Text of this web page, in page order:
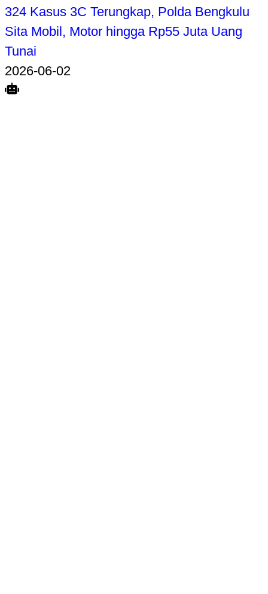
324 Kasus 3C Terungkap, Polda Bengkulu
Sita Mobil, Motor hingga Rp55 Juta Uang
Tunai
2026-06-02